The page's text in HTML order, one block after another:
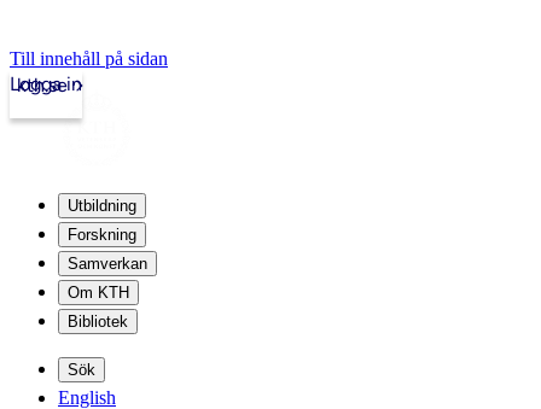
Till innehåll på sidan
kth.se
Logga in
Utbildning
Forskning
Samverkan
Om KTH
Bibliotek
Sök
English